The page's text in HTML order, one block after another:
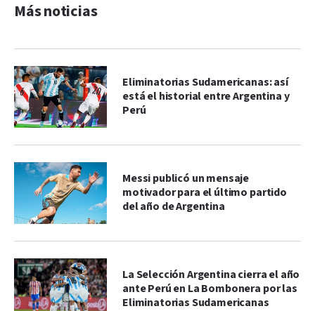
Más noticias
Eliminatorias Sudamericanas: así
está el historial entre Argentina y
Perú
Messi publicó un mensaje
motivador para el último partido
del año de Argentina
La Selección Argentina cierra el año
ante Perú en La Bombonera por las
Eliminatorias Sudamericanas